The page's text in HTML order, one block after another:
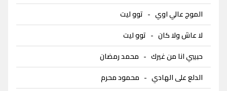
الموج عالي اوي - توو ليت
لا عاش ولا كان - توو ليت
حبيبي انا من غيرك - محمد رمضان
الدلع على الهادي - محمود محرم